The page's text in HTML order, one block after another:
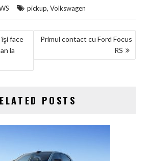
pickup, Volkswagen
îşi face
la
Primul contact cu Ford Focus
RS
POSTS